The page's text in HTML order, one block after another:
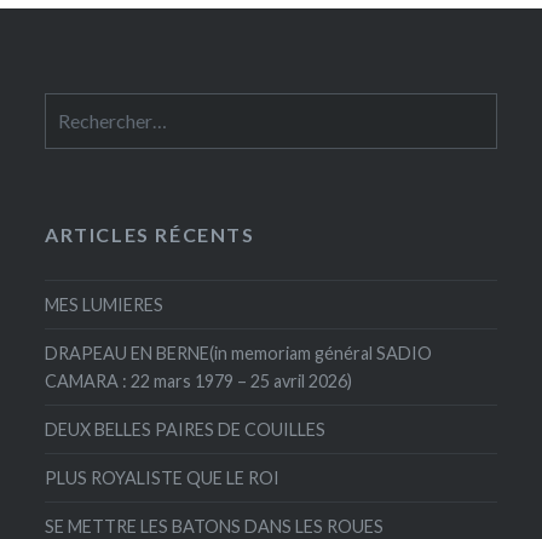
ARTICLES RÉCENTS
MES LUMIERES
DRAPEAU EN BERNE(in memoriam général SADIO
CAMARA : 22 mars 1979 – 25 avril 2026)
DEUX BELLES PAIRES DE COUILLES
PLUS ROYALISTE QUE LE ROI
SE METTRE LES BATONS DANS LES ROUES